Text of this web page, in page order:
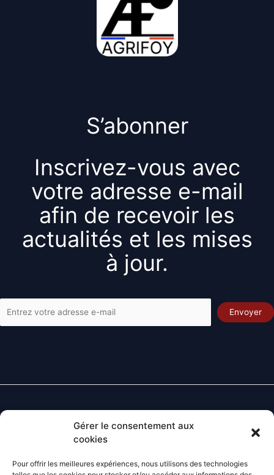
Gérer le consentement aux
cookies
Pour offrir les meilleures expériences, nous utilisons des technologies
S’abonner
Inscrivez-vous avec
votre adresse e-mail
afin de recevoir les
actualités et les mises
à jour.
Téléphone :05.53.24.85.97